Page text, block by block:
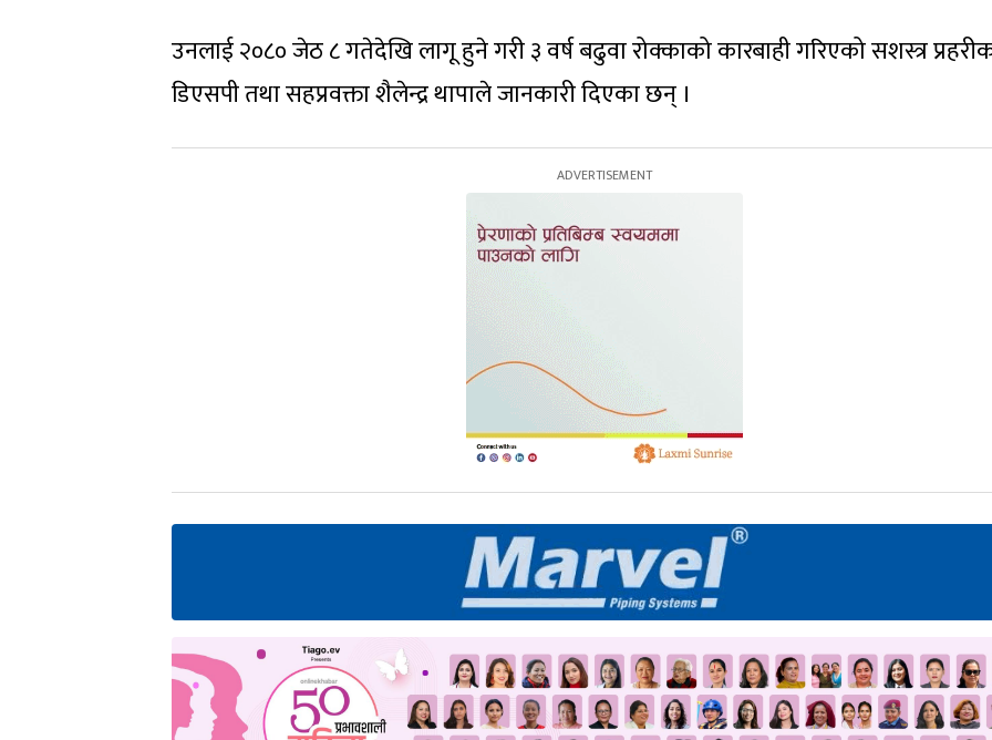
उनलाई २०८० जेठ ८ गतेदेखि लागू हुने गरी ३ वर्ष बढुवा रोक्काको कारबाही गरिएको सशस्त्र
डिएसपी तथा सहप्रवक्ता शैलेन्द्र थापाले जानकारी दिएका छन् ।